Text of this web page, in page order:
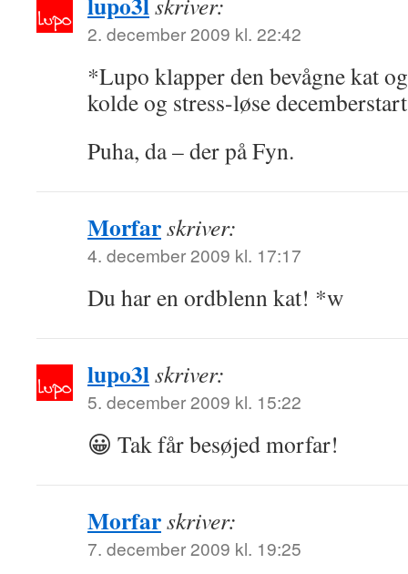
2. december 2009 kl. 22:42
*Lupo klapper den bevågne kat
kolde og stress-løse
Puha, da – der på Fyn.
Morfarskriver:
4. december 2009 kl. 17:17
Du har en ordblenn kat! *w
lupo3lskriver:
5. december 2009 kl. 15:22
😀 Tak får besøjed morfar!
Morfarskriver:
7. december 2009 kl. 19:25